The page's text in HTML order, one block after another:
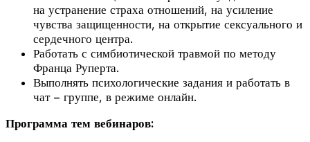
на устранение страха отношений, на усиление
чувства защищенности, на открытие сексуального и
сердечного центра.
Работать с симбиотической травмой по методу
Франца Руперта.
Выполнять психологические задания и работать в
чат – группе, в режиме онлайн.
Программа тем вебинаров: